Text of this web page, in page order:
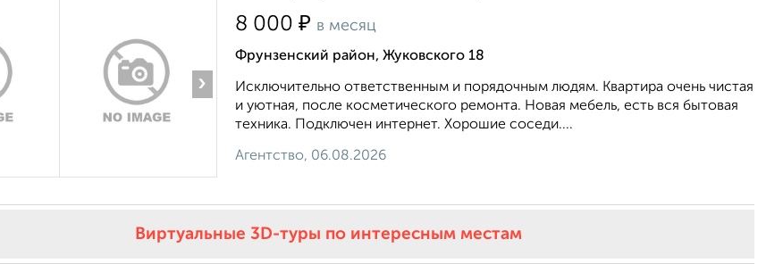
›
8 000 ₽ в месяц
Фрунзенский район, Жуковского 18
Исключительно ответственным и порядочным людям. Квартира очень чистая
и уютная, после косметического ремонта. Новая мебель, есть вся бытовая
техника. Подключен интернет. Хорошие соседи....
Агентство, 06.08.2026
Виртуальные 3D-туры по интересным местам